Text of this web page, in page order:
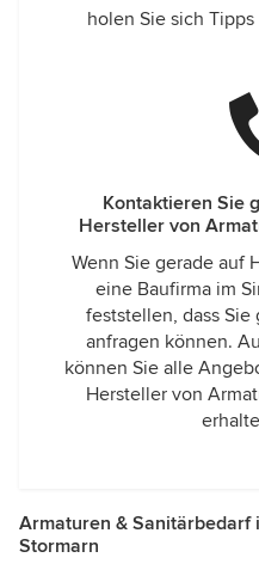
holen Sie sich
Kontaktieren Sie
Hersteller von
Wenn Sie gerade auf
eine Baufirma im
feststellen, dass
anfragen können.
können Sie alle
Hersteller von
Armaturen & Sanitärbedarf
Stormarn